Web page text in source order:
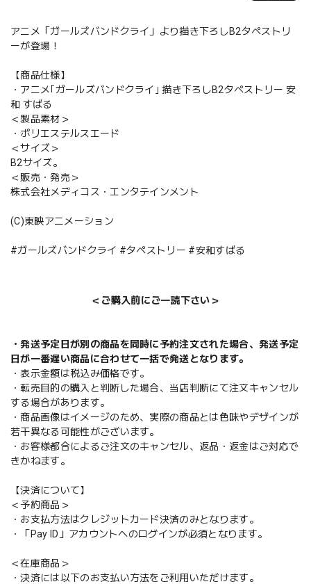
アニメ「ガールズバンドクライ」より描き下ろしB2タペストリ
ーが登場！
【商品仕様】
・アニメ｢ガールズバンドクライ｣ 描き下ろしB2タペストリー 安
和 すばる
＜製品素材＞
・ポリエステルスエード
＜サイズ＞
B2サイズ。
＜販売・発売＞
株式会社メディコス・エンタテインメント
(C)東映アニメーション
#ガールズバンドクライ #タペストリー #安和すばる
＜ご購入前にご一読下さい＞
・発送予定日が別の商品を同時に予約注文された場合、発送予定
日が一番遅い商品に合わせて一括で発送となります。
・表示金額は税込み価格です。
・転売目的の購入と判断した場合、当店判断にて注文キャンセル
する場合があります。
・商品画像はイメージのため、実際の商品とは色味やデザインが
若干異なる可能性がございます。
・お客様都合によるご注文のキャンセル、返品・返金はご対応で
きかねます。
【決済について】
＜予約商品＞
・お支払方法はクレジットカード決済のみとなります。
・「Pay ID」アカウントへのログインが必須となります。
＜在庫商品＞
・決済には以下のお支払い方法をご利用いただけます。